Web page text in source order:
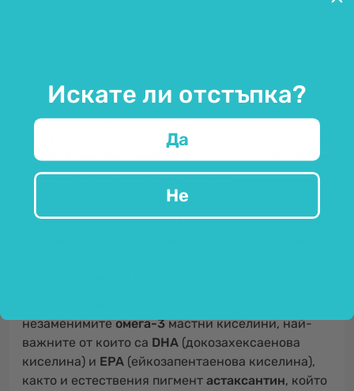
Маслото от крил, произведено от Zeinpharma, е
невероятно чист и висококачествен източник на
омега-3 мастни киселини
, които са абсолютно
необходими на нашия организъм.
, професионално наричан
разред висши ракообразни, които
незаменимитеомега-3мастни киселини, най-
важните от които са DHA (докозахексаенова
киселина) и EPA (ейкозапентаенова киселина),
както и естествения пигмент астаксантин, който
Искате ли отстъпка?
Да
Не